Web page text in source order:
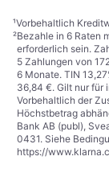
¹Vorbehaltlich
²Bezahle in 6 Raten
erforderlich sein.
5 Zahlungen von
6 Monate. TIN
36,84 €. Gilt nur für
Vorbehaltlich der
Höchstbetrag
Bank AB (publ),
0431. Siehe
https://